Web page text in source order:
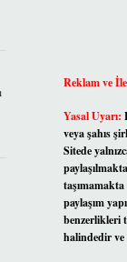
Reklam ve
Yasal Uyarı:
veya şahıs
Sitede
paylaşım
benzerlikleri
halindedir ve